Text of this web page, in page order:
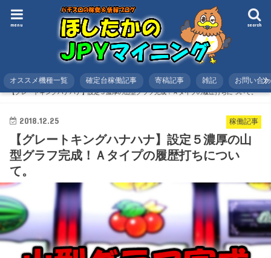
search
menu
オススメ機種一覧 確定台稼働記事 寄稿記事 雑記 お問い合
HOME スロット
稼働記事
【グレートキングハナハナ】設定５濃厚の山型グラフ完成！Ａタイプの履歴打ちについて。
稼働記事
2018.12.25
【グレートキングハナハナ】設定５濃厚の山
型グラフ完成！Ａタイプの履歴打ちについ
て。